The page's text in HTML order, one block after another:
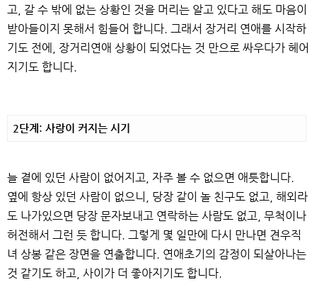
고, 갈 수 밖에 없는 상황인 것을 머리는 알고 있다고 해도 마음이
받아들이지 못해서 힘들어 합니다. 그래서 장거리 연애를 시작하
기도 전에, 장거리연애 상황이 되었다는 것 만으로 싸우다가 헤어
지기도 합니다.
2단계: 사랑이 커지는 시기
늘 곁에 있던 사람이 없어지고, 자주 볼 수 없으면 애틋합니다.
옆에 항상 있던 사람이 없으니, 당장 같이 놀 친구도 없고, 해외라
도 나가있으면 당장 문자보내고 연락하는 사람도 없고, 무척이나
허전해서 그런 듯 합니다. 그렇게 몇 일만에 다시 만나면 견우직
녀 상봉 같은 장면을 연출합니다. 연애초기의 감정이 되살아나는
것 같기도 하고, 사이가 더 좋아지기도 합니다.